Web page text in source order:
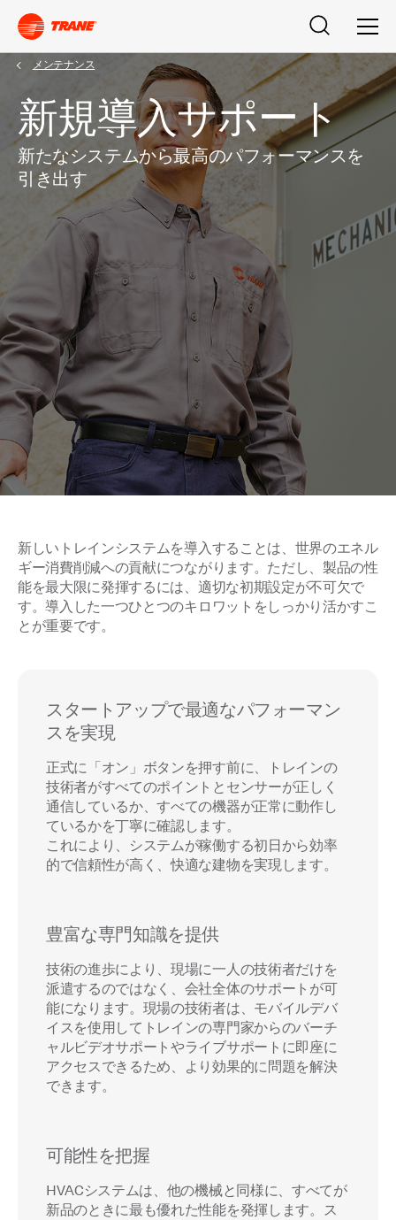
検索 メ
メンテナンス
新規導入サポート
新たなシステムから最高のパフォーマンスを
引き出す
新しいトレインシステムを導入することは、世界のエネル
ギー消費削減への貢献につながります。ただし、製品の性
能を最大限に発揮するには、適切な初期設定が不可欠で
す。導入した一つひとつのキロワットをしっかり活かすこ
とが重要です。
スタートアップで最適なパフォーマン
スを実現
正式に「オン」ボタンを押す前に、トレインの
技術者がすべてのポイントとセンサーが正しく
通信しているか、すべての機器が正常に動作し
ているかを丁寧に確認します。
これにより、システムが稼働する初日から効率
的で信頼性が高く、快適な建物を実現します。
豊富な専門知識を提供
技術の進歩により、現場に一人の技術者だけを
派遣するのではなく、会社全体のサポートが可
能になります。現場の技術者は、モバイルデバ
イスを使用してトレインの専門家からのバーチ
ャルビデオサポートやライブサポートに即座に
アクセスできるため、より効果的に問題を解決
できます。
可能性を把握
HVACシステムは、他の機械と同様に、すべてが
新品のときに最も優れた性能を発揮します。ス